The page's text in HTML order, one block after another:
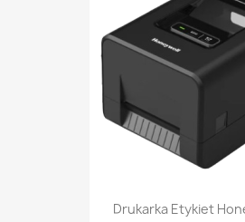
Drukarka Etykiet